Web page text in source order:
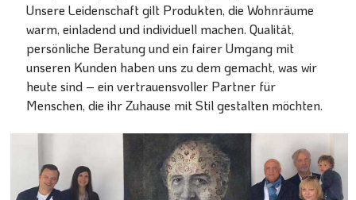
Unsere Leidenschaft gilt Produkten, die Wohnräume
warm, einladend und individuell machen. Qualität,
persönliche Beratung und ein fairer Umgang mit
unseren Kunden haben uns zu dem gemacht, was wir
heute sind – ein vertrauensvoller Partner für
Menschen, die ihr Zuhause mit Stil gestalten möchten.